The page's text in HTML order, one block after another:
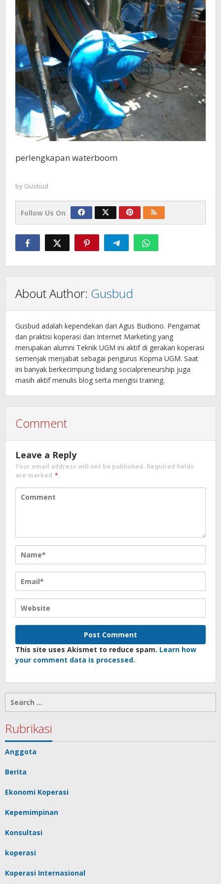
perlengkapan waterboom
by Gusbud
Follow Us On
About Author: Gusbud
Gusbud adalah kependekan dari Agus Budiono. Pengamat
dan praktisi koperasi dan Internet Marketing yang
merupakan alumni Teknik UGM ini aktif di gerakan koperasi
semenjak menjabat sebagai pengurus Kopma UGM. Saat
ini banyak berkecimpung bidang socialpreneurship juga
masih aktif menulis blog serta mengisi training.
Comment
Leave a Reply
Your email address will not be published. Required fields
are marked *
This site uses Akismet to reduce spam. Learn how
your comment data is processed.
for:
Rubrikasi
Anggota
Berita
Ekonomi Koperasi
Kepemimpinan
Konsultasi
koperasi
Koperasi Internasional